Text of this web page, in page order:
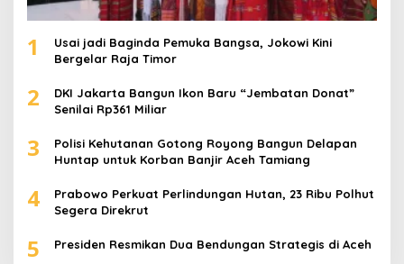
1
Usai jadi Baginda Pemuka Bangsa, Jokowi Kini
Bergelar Raja Timor
2
DKI Jakarta Bangun Ikon Baru “Jembatan Donat”
Senilai Rp361 Miliar
3
Polisi Kehutanan Gotong Royong Bangun Delapan
Huntap untuk Korban Banjir Aceh Tamiang
4
Prabowo Perkuat Perlindungan Hutan, 23 Ribu Polhut
Segera Direkrut
5 Presiden Resmikan Dua Bendungan Strategis di Aceh